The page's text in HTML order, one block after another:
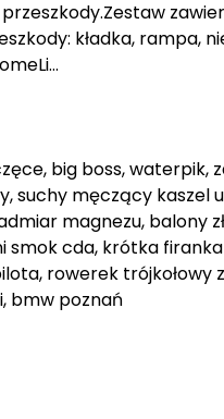
kładka, rampa,
big boss,
suchy męczący kaszel
magnezu, balony
smok cda, krótka
rowerek trójkołowy
bmw poznań